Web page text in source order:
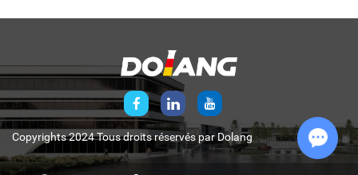
Copyrights 2024 Tous droits réservés par Dolang